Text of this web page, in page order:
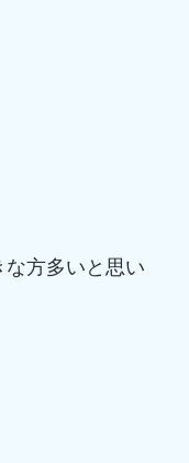
方多いと思い